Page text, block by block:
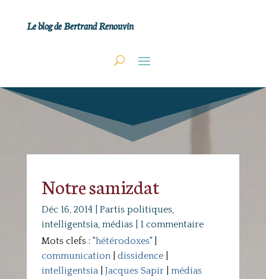
Le blog de Bertrand Renouvin
Notre samizdat
Déc 16, 2014| Partis politiques,
intelligentsia, médias| 1 commentaire
Mots clefs : "hétérodoxes"|
communication| dissidence|
intelligentsia| Jacques Sapir| médias